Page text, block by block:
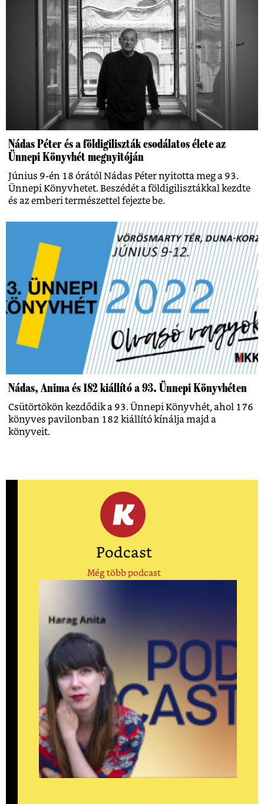
Nádas Péter és a földigiliszták csodálatos élete az
Ünnepi Könyvhét megnyitóján
Június 9-én 18 órától Nádas Péter nyitotta meg a 93.
Ünnepi Könyvhetet. Beszédét a földigilisztákkal kezdte
és az emberi természettel fejezte be.
Nádas, Anima és 182 kiállító a 93. Ünnepi Könyvhéten
Csütörtökön kezdődik a 93. Ünnepi Könyvhét, ahol 176
könyves pavilonban 182 kiállító kínálja majd a
könyveit.
Podcast
Még több podcast